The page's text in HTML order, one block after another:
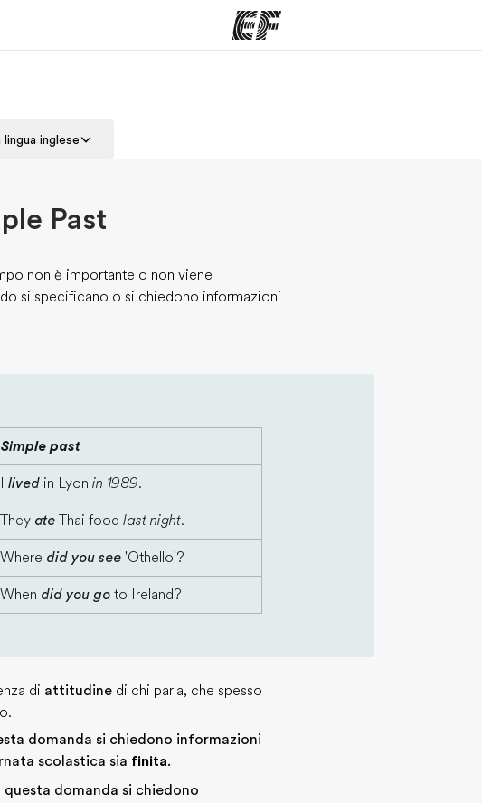
Programmi
inglese
Past
non è importante o non viene
si specificano o si chiedono informazioni
Simple past
lived in Lyon in 1989.
They ate Thai food last night.
Where did you see 'Othello'?
When did you go to Ireland?
di attitudine di chi parla, che spesso
domanda si chiedono informazioni
scolastica sia finita.
domanda si chiedono